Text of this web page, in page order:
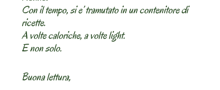
Con il tempo, si e’ tramutato in un contenitore di
ricette.
A volte caloriche, a volte light.
E non solo.
Buona lettura,